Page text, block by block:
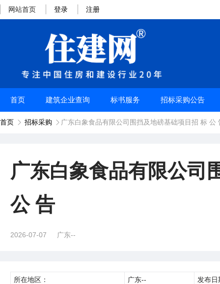
网站首页 登录 注册
首页 建筑企业查询 标书服务 招标采购公告
首页  招标采购  广东白象食品有限公司围挡及地磅基础项目招 标 公
广东白象食品有限公司
公 告
2026-07-07 广东--
所在地区： 广东-- 发布日